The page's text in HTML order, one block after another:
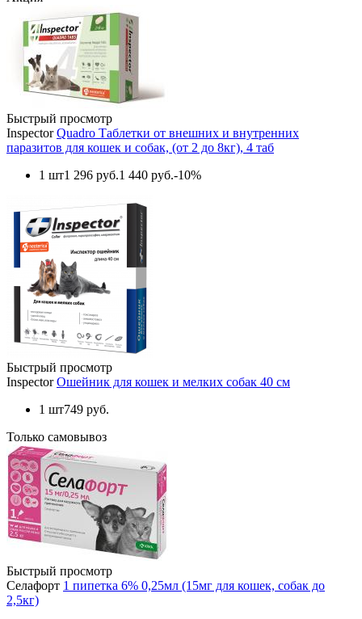
Быстрый просмотр
Inspector Quadro Таблетки от внешних и внутренних
паразитов для кошек и собак, (от 2 до 8кг), 4 таб
1 шт1 296 руб.1 440 руб.-10%
Быстрый просмотр
Inspector Ошейник для кошек и мелких собак 40 см
1 шт749 руб.
Только самовывоз
Быстрый просмотр
Селафорт 1 пипетка 6% 0,25мл (15мг для кошек, собак до
2,5кг)